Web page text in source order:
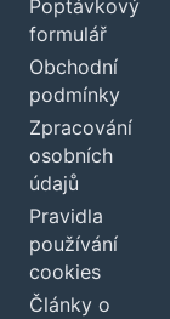
Poptávkový
formulář
Obchodní
podmínky
Zpracování
osobních
údajů
Pravidla
používání
cookies
Články o